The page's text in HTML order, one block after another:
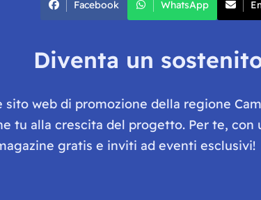
Facebook WhatsApp
Diventa un
web di promozione della regione
tu alla crescita del progetto. Per te,
gratis e inviti ad eventi esclusivi!